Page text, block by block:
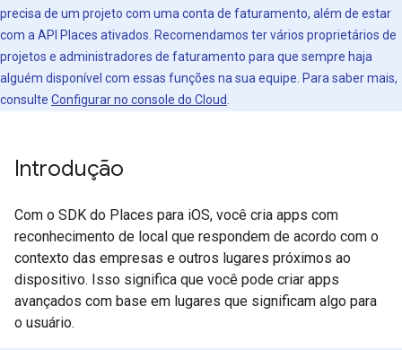
precisa de um projeto com uma conta de faturamento, além de estar
com a API Places ativados. Recomendamos ter vários proprietários de
projetos e administradores de faturamento para que sempre haja
alguém disponível com essas funções na sua equipe. Para saber mais,
consulte Configurar no console do Cloud
Introdução
Com o SDK do Places para iOS, você cria apps com
reconhecimento de local que respondem de acordo com o
contexto das empresas e outros lugares próximos ao
dispositivo. Isso significa que você pode criar apps
avançados com base em lugares que significam algo para
o usuário.